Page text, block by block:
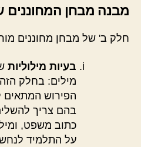
מבנה מבחן המחוננים
חלק ב' של מבחן מחוננים
בעיות מילוליות
מילים: בחלק
הפירוש המתאים
בהם צריך
כתוב משפט,
על התלמיד